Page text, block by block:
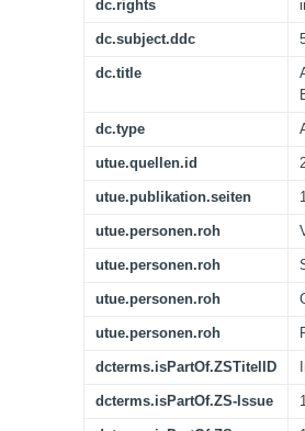
dc.rights
dc.subject.ddc
dc.title
dc.type
utue.quellen.id
utue.publikation.seiten
utue.personen.roh
utue.personen.roh
utue.personen.roh
utue.personen.roh
dcterms.isPartOf.ZSTitelID
dcterms.isPartOf.ZS-Issue